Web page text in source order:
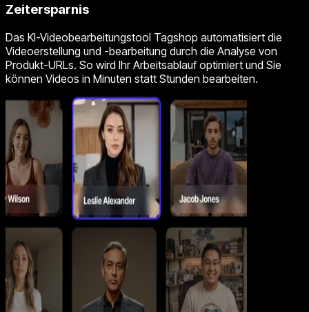
Zeitersparnis
Das KI-Videobearbeitungstool Tagshop automatisiert die
Videoerstellung und -bearbeitung durch die Analyse von
Produkt-URLs. So wird Ihr Arbeitsablauf optimiert und Sie
können Videos in Minuten statt Stunden bearbeiten.